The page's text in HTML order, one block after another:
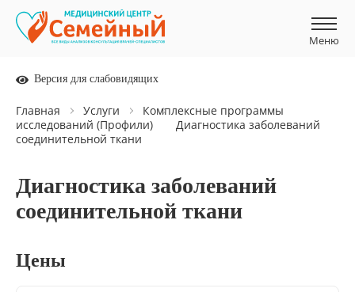
Меню
Меню
Версия для слабовидящих
Главная Услуги
Комплексные программы
исследований (Профили)
Диагностика заболеваний
соединительной ткани
Диагностика заболеваний
соединительной ткани
Цены